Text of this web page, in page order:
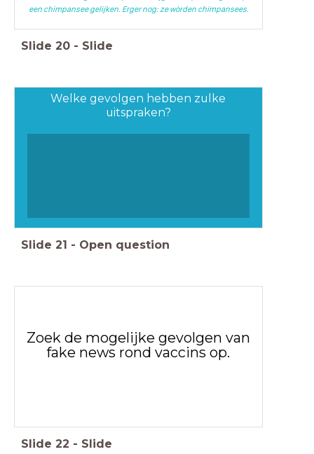
een chimpansee gelijken. Erger nog: ze wòrden chimpansees.
Slide 20 - Slide
Welke gevolgen hebben zulke
uitspraken?
Slide 21 - Open question
Zoek de mogelijke gevolgen van
fake news rond vaccins op.
Slide 22 - Slide